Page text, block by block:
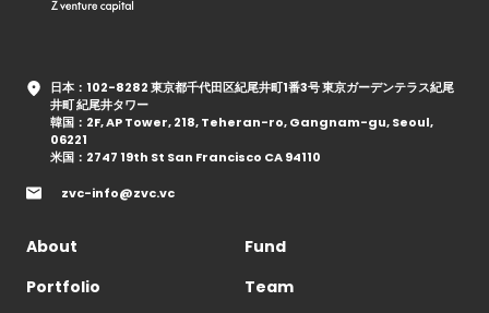
日本：102-8282 東京都千代田区紀尾井町1番3号 東京ガーデンテラス紀尾
井町 紀尾井タワー
韓国：2F, AP Tower, 218, Teheran-ro, Gangnam-gu, Seoul,
06221
米国：2747 19th St San Francisco CA 94110
zvc-info@zvc.vc
About
Fund
Portfolio
Team